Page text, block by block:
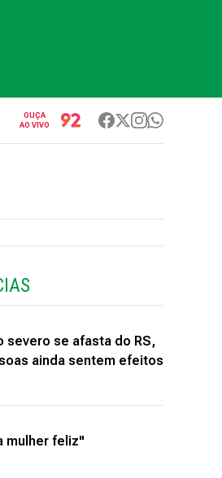
OUÇA
AO VIVO
severo se afasta do RS,
ainda sentem efeitos
mulher feliz"